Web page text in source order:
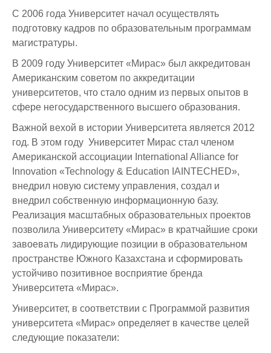
С 2006 года Университет начал осуществлять
подготовку кадров по образовательным программам
магистратуры.
В 2009 году Университет «Мирас» был аккредитован
Американским советом по аккредитации
университетов, что стало одним из первых опытов в
сфере негосударственного высшего образования.
Важной вехой в истории Университета является 2012
год. В этом году Университет Мирас стал членом
Американской ассоциации International Alliance for
Innovation «Technology & Education IAINTECHED»,
внедрил новую систему управления, создал и
внедрил собственную информационную базу.
Реализация масштабных образовательных проектов
позволила Университету «Мирас» в кратчайшие сроки
завоевать лидирующие позиции в образовательном
пространстве Южного Казахстана и сформировать
устойчиво позитивное восприятие бренда
Университета «Мирас».
Университет, в соответствии с Программой развития
университета «Мирас» определяет в качестве целей
следующие показатели: